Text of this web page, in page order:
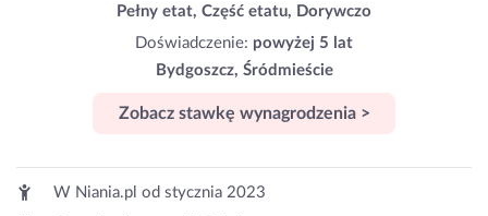
Pełny etat, Część etatu, Dorywczo
Doświadczenie: powyżej 5 lat
Bydgoszcz, Śródmieście
Zobacz stawkę wynagrodzenia >
W Niania.pl od stycznia 2023